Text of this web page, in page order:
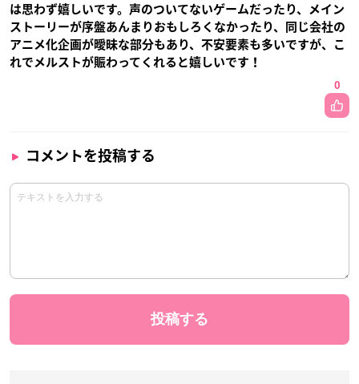
は思わず嬉しいです。声のついてないゲームだったり、メイン
ストーリーが序盤あんまりおもしろくなかったり、同じ会社の
アニメ化企画が曖昧な部分もあり、不安要素も多いですが、こ
れでメルストが賑わってくれると嬉しいです！
0
コメントを投稿する